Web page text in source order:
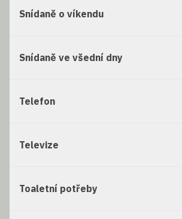
Snídaně o víkendu
Snídaně ve všední dny
Telefon
Televize
Toaletní potřeby